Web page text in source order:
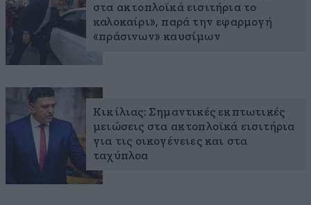
στα ακτοπλοϊκά εισιτήρια το
καλοκαίρι», παρά την εφαρμογή
«πράσινων» καυσίμων
Κικίλιας: Σημαντικές εκπτωτικές
μειώσεις στα ακτοπλοϊκά εισιτήρια
για τις οικογένειες και στα
ταχύπλοα